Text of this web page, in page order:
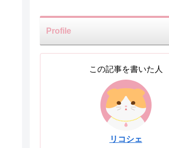
Profile
この記事を書いた人
リコシェ